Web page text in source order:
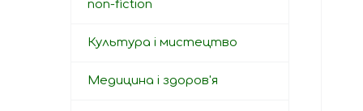
non-fiction
Культура і мистецтво
Медицина і здоров'я